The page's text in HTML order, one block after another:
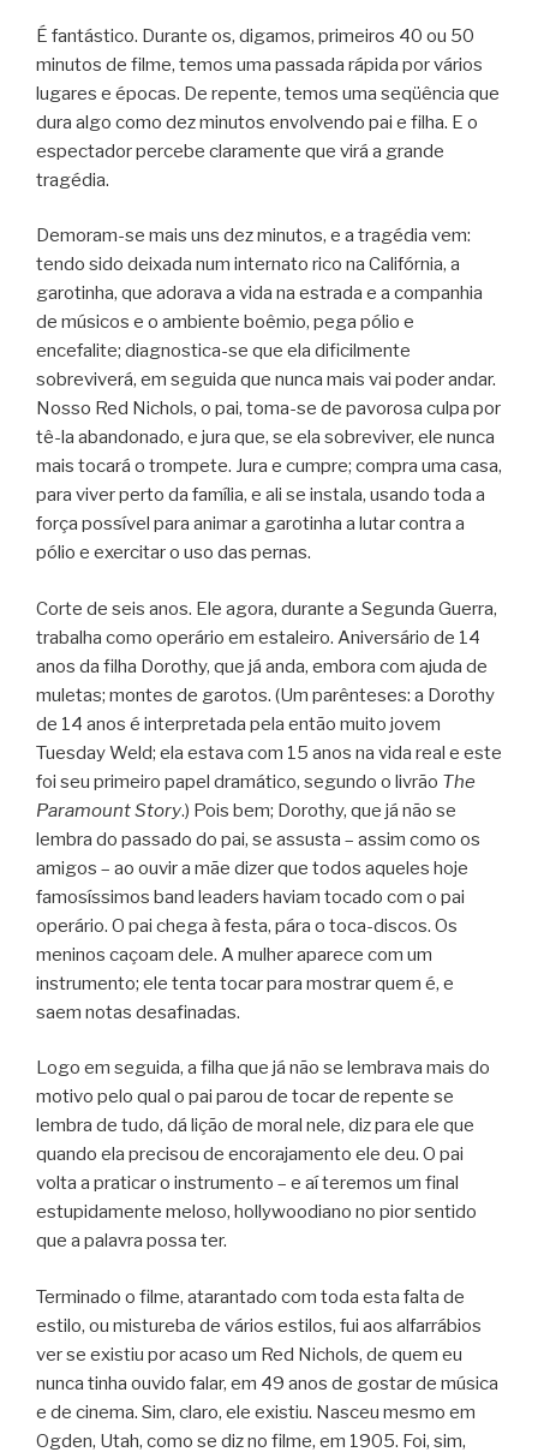
É fantástico. Durante os, digamos, primeiros 40 ou 50
minutos de filme, temos uma passada rápida por vários
lugares e épocas. De repente, temos uma seqüência que
dura algo como dez minutos envolvendo pai e filha. E o
espectador percebe claramente que virá a grande
tragédia.
Demoram-se mais uns dez minutos, e a tragédia vem:
tendo sido deixada num internato rico na Califórnia, a
garotinha, que adorava a vida na estrada e a companhia
de músicos e o ambiente boêmio, pega pólio e
encefalite; diagnostica-se que ela dificilmente
sobreviverá, em seguida que nunca mais vai poder andar.
Nosso Red Nichols, o pai, toma-se de pavorosa culpa por
tê-la abandonado, e jura que, se ela sobreviver, ele nunca
mais tocará o trompete. Jura e cumpre; compra uma casa,
para viver perto da família, e ali se instala, usando toda a
força possível para animar a garotinha a lutar contra a
pólio e exercitar o uso das pernas.
Corte de seis anos. Ele agora, durante a Segunda Guerra,
trabalha como operário em estaleiro. Aniversário de 14
anos da filha Dorothy, que já anda, embora com ajuda de
muletas; montes de garotos. (Um parênteses: a Dorothy
de 14 anos é interpretada pela então muito jovem
Tuesday Weld; ela estava com 15 anos na vida real e este
foi seu primeiro papel dramático, segundo o livrão The
Paramount Story.) Pois bem; Dorothy, que já não se
lembra do passado do pai, se assusta – assim como os
amigos – ao ouvir a mãe dizer que todos aqueles hoje
famosíssimos band leaders haviam tocado com o pai
operário. O pai chega à festa, pára o toca-discos. Os
meninos caçoam dele. A mulher aparece com um
instrumento; ele tenta tocar para mostrar quem é, e
saem notas desafinadas.
Logo em seguida, a filha que já não se lembrava mais do
motivo pelo qual o pai parou de tocar de repente se
lembra de tudo, dá lição de moral nele, diz para ele que
quando ela precisou de encorajamento ele deu. O pai
volta a praticar o instrumento – e aí teremos um final
estupidamente meloso, hollywoodiano no pior sentido
que a palavra possa ter.
Terminado o filme, atarantado com toda esta falta de
estilo, ou mistureba de vários estilos, fui aos alfarrábios
ver se existiu por acaso um Red Nichols, de quem eu
nunca tinha ouvido falar, em 49 anos de gostar de música
e de cinema. Sim, claro, ele existiu. Nasceu mesmo em
Ogden, Utah, como se diz no filme, em 1905. Foi, sim,